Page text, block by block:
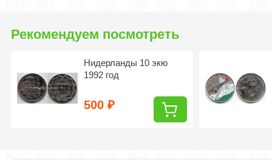
Рекомендуем посмотреть
Нидерланды 10 экю
1992 год
500₽